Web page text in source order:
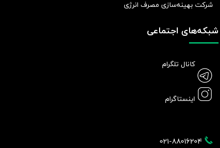
021-88016204
شرکت بهينه‌سازی مصرف انرژی
شبکه‌های اجتماعی
کانال تلگرام
اینستاگرام